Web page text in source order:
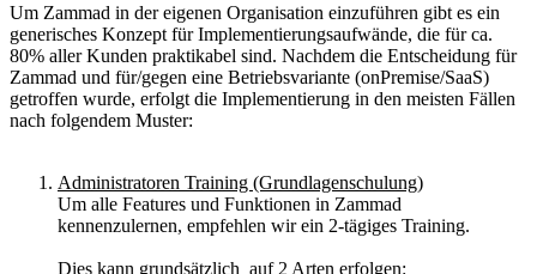
Um Zammad in der eigenen Organisation einzuführen gibt es ein
generisches Konzept für Implementierungsaufwände, die für ca.
80% aller Kunden praktikabel sind. Nachdem die Entscheidung für
Zammad und für/gegen eine Betriebsvariante (onPremise/SaaS)
getroffen wurde, erfolgt die Implementierung in den meisten Fällen
nach folgendem Muster:
Administratoren Training (Grundlagenschulung)
Um alle Features und Funktionen in Zammad
kennenzulernen, empfehlen wir ein 2-tägiges Training.
Dies kann grundsätzlich auf 2 Arten erfolgen: